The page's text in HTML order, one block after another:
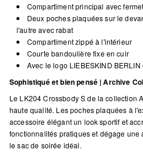
Compartiment principal avec
Deux poches plaquées sur le
l'autre avec rabat
Compartiment zippé à l'intérieur
Courte bandoulière fixe en cuir
Avec le logo LIEBESKIND BERLIN
Sophistiqué et bien pensé | Archive
Le LK204 Crossbody S de la collection
haute qualité. Les poches plaquées à
accessoire élégant un look sportif et
fonctionnalités pratiques et dégage une
le sac de soirée idéal.